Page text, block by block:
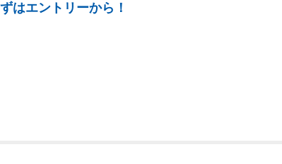
はエントリーから！